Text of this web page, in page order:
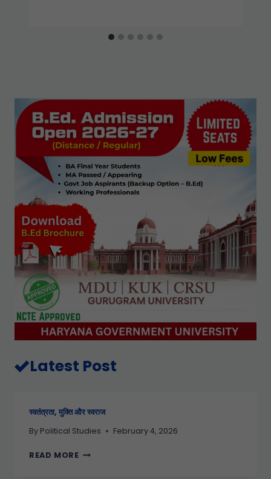
Latest Post
स्वतंत्रता, मुक्ति और स्वराज
By Political Studies February 4, 2026
READ MORE